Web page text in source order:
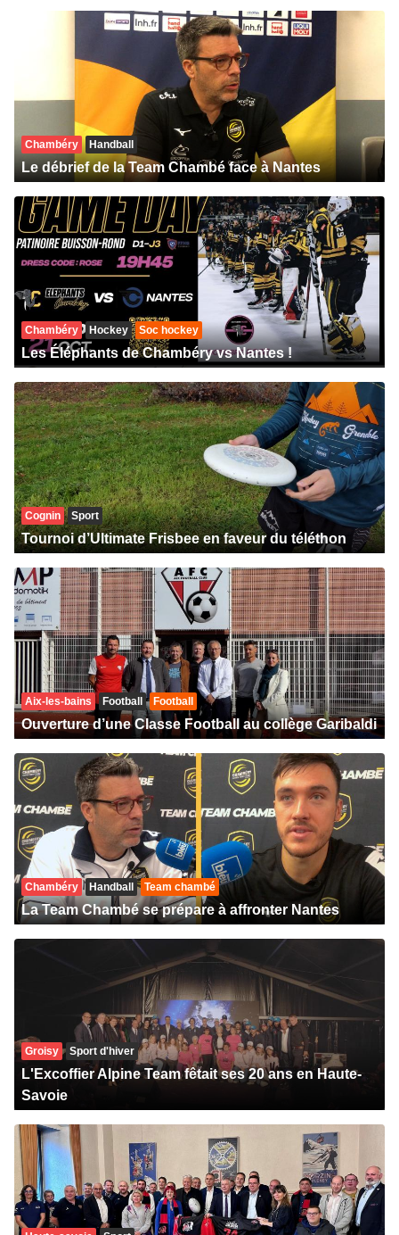
Chambéry Handball
Le débrief de la Team Chambé face à Nantes
Chambéry Hockey Soc hockey
Les Éléphants de Chambéry vs Nantes !
Cognin Sport
Tournoi d’Ultimate Frisbee en faveur du téléthon
Aix-les-bains Football Football
Ouverture d’une Classe Football au collège Garibaldi
Chambéry Handball Team chambé
La Team Chambé se prépare à affronter Nantes
Groisy Sport d'hiver
L'Excoffier Alpine Team fêtait ses 20 ans en Haute-
Savoie